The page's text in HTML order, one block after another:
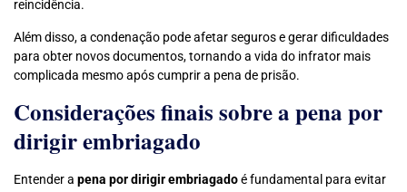
reincidência.
Além disso, a condenação pode afetar seguros e gerar dificuldades
para obter novos documentos, tornando a vida do infrator mais
complicada mesmo após cumprir a pena de prisão.
Considerações finais sobre a pena por
dirigir embriagado
Entender a pena por dirigir embriagadoé fundamental para evitar